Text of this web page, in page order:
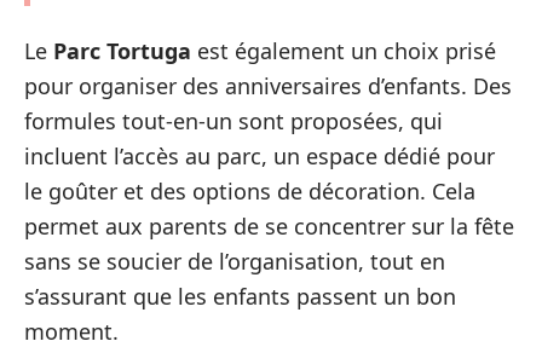
Le Parc Tortuga est également un choix prisé
pour organiser des anniversaires d’enfants. Des
formules tout-en-un sont proposées, qui
incluent l’accès au parc, un espace dédié pour
le goûter et des options de décoration. Cela
permet aux parents de se concentrer sur la fête
sans se soucier de l’organisation, tout en
s’assurant que les enfants passent un bon
moment.